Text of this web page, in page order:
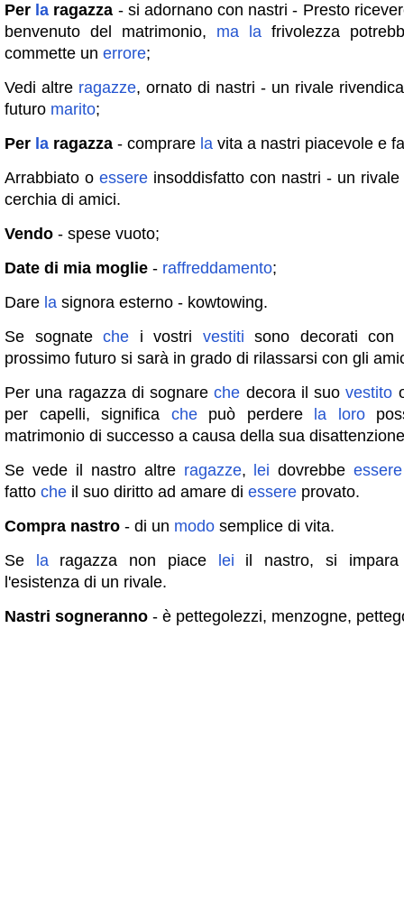
Per la ragazza - si adornano con nastri - Presto
benvenuto del matrimonio, ma la frivolezza
commette un errore;
Vedi altre ragazze, ornato di nastri - un rivale
futuro marito;
Per la ragazza - comprare la vita a nastri piacevole e
Arrabbiato o essere insoddisfatto con nastri - un
cerchia di amici.
Vendo - spese vuoto;
Date di mia moglie - raffreddamento;
Dare la signora esterno - kowtowing.
Se sognateche i vostri vestiti sono decorati
prossimo futuro si sarà in grado di rilassarsi con gli
Per una ragazza di sognareche decora il suovestito
per capelli, significa chepuò perdere la loro
matrimonio di successo a causa della sua
Se vede il nastro altre ragazze, lei dovrebbeessere
fatto che il suo diritto ad amare di essere provato.
Compra nastro - di un modo semplice di vita.
Se
laragazza non piace lei il nastro, si impara
l'esistenza di un rivale.
Nastri sogneranno - è pettegolezzi, menzogne,